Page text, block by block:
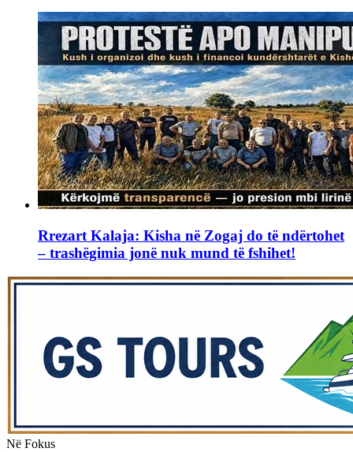
Rrezart Kalaja: Kisha në Zogaj do të ndërtohet
– trashëgimia jonë nuk mund të fshihet!
Në Fokus